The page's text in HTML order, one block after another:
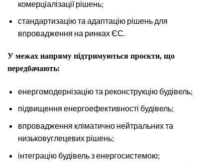
комерціалізації рішень;
стандартизацію та адаптацію рішень для
впровадження на ринках ЄС.
У межах напряму підтримуються проєкти, що
передбачають:
енергомодернізацію та реконструкцію будівель;
підвищення енергоефективності будівель;
впровадження кліматично нейтральних та
низьковуглецевих рішень;
інтеграцію будівель з енергосистемою;